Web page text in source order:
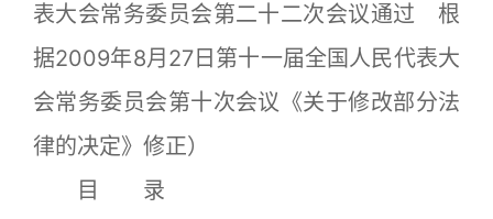
表大会常务委员会第二十二次会议通过 根
据2009年8月27日第十一届全国人民代表大
会常务委员会第十次会议《关于修改部分法
律的决定》修正）
目 录